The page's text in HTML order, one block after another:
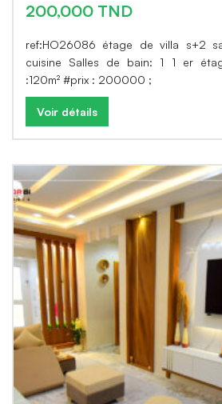
200,000 TND
ref:HO26086 étage de villa s+2
cuisine Salles de bain: 1 1 er
:120m² #prix : 200000 ;
Voir détails